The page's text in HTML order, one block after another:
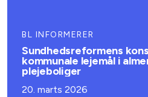
BL INFORMERER
Sundhedsreformens
kommunale lejemål i
plejeboliger
20. marts 2026